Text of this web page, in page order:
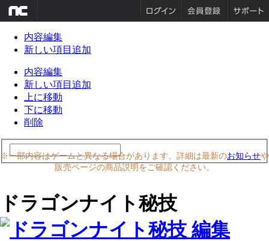
内容編集
新しい項目追加
内容編集
新しい項目追加
上に移動
下に移動
削除
※一部内容はゲームと異なる場合があります。詳細は最新のお知らせや
販売ページの商品説明をご確認ください。
ドラゴンナイト秘技